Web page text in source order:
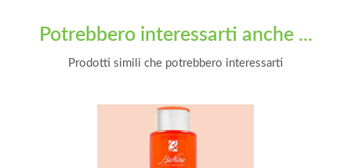
Potrebbero interessarti anche ...
Prodotti simili che potrebbero interessarti